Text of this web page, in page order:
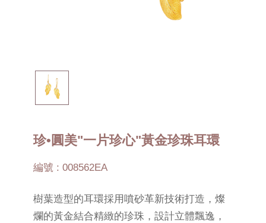
珍•圓美"一片珍心"黃金珍珠耳環
編號 : 008562EA
樹葉造型的耳環採用噴砂革新技術打造，燦
爛的黃金結合精緻的珍珠，設計立體飄逸，